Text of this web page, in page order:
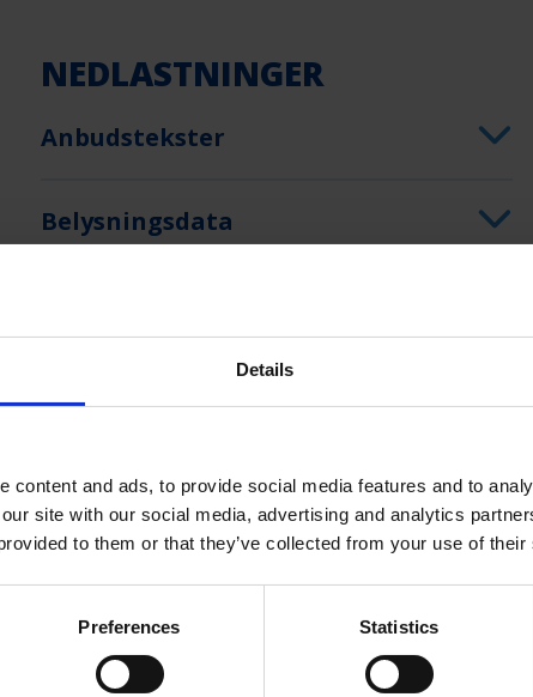
Details
content and ads, to provide social media features and to
site with our social media, advertising and analytics
to them or that they’ve collected from your use of
Preferences Statistics
NEDLASTNINGER
Anbudstekster
Belysningsdata
KORRIDORLINSE RUND LINSE